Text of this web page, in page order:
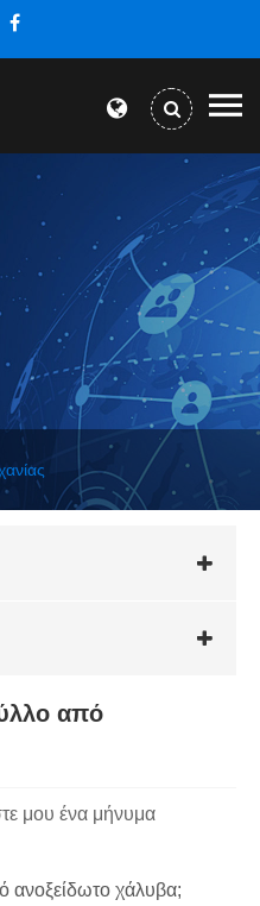
από
μου ένα μήνυμα
ανοξείδωτο χάλυβα;